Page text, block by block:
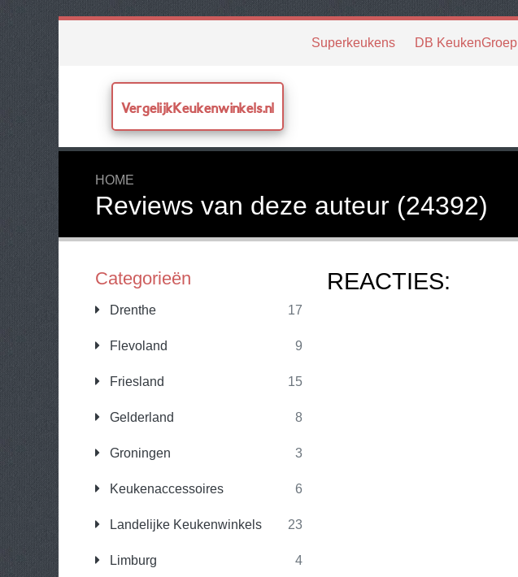
Superkeukens DB KeukenGroep
VergelijkKeukenwinkels.nl
HOME
Reviews van deze auteur (24392)
Categorieën
Drenthe 17
Flevoland 9
Friesland 15
Gelderland 8
Groningen 3
Keukenaccessoires 6
Landelijke Keukenwinkels 23
Limburg 4
REACTIES: